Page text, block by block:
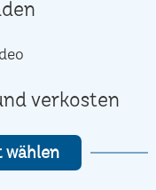
verkosten
wählen